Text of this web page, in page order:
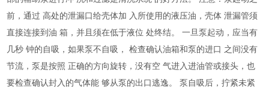
前，通过 高处的泄漏口给壳体加 入所使用的液压油，壳体 泄漏管须
直接连接到油 箱，并且须在低于液位 处终结。 一旦泵起动，应当有
几秒 钟的自吸，如果泵不自吸， 检查确认油箱和泵的进口 之间没有
节流，泵是按照 正确的方向旋转，没有空 气进入进油管或接头，也
要检查确认封入的气体能 够从泵的出口逃逸。 泵自吸后，拧紧未紧